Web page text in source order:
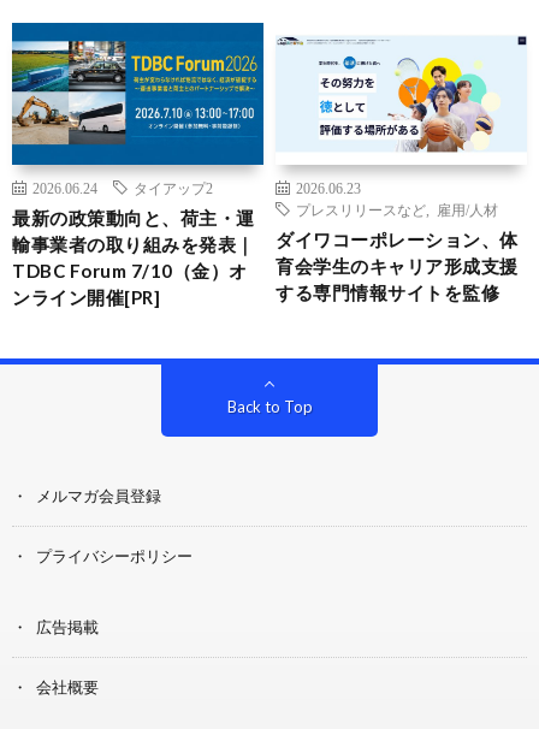
2026.06.24 タイアップ2
最新の政策動向と、荷主・運
輸事業者の取り組みを発表｜
TDBC Forum 7/10（金）オ
ンライン開催[PR]
2026.06.23
プレスリリースなど
雇用/人材
ダイワコーポレーション、体
育会学生のキャリア形成支援
する専門情報サイトを監修
Back to Top
メルマガ会員登録
プライバシーポリシー
広告掲載
会社概要